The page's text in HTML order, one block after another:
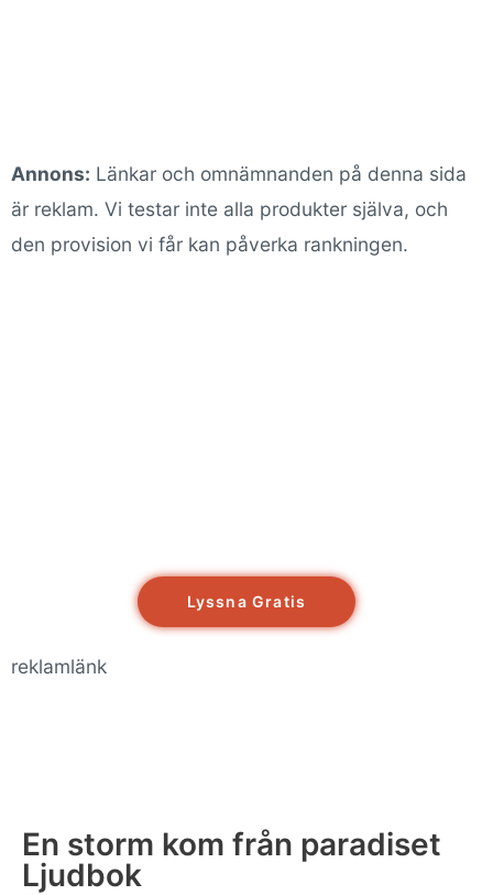
Annons: Länkar och omnämnanden på denna sida
är reklam. Vi testar inte alla produkter själva, och
den provision vi får kan påverka rankningen.
Lyssna Gratis
reklamlänk
En storm kom från paradiset
Ljudbok